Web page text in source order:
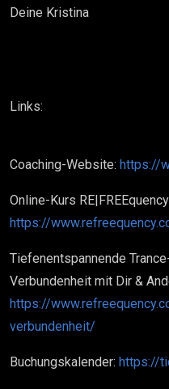
Deine Kristina
Links:
Coaching-Website: https://
Online-Kurs
https://
Tiefenentspannende
Verbundenheit mit Dir &
https://
verbundenheit/
Buchungskalender: https://